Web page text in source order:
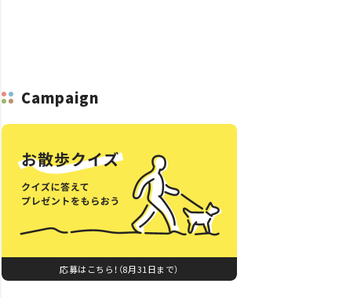
Campaign
応募はこちら！（8月31日まで）